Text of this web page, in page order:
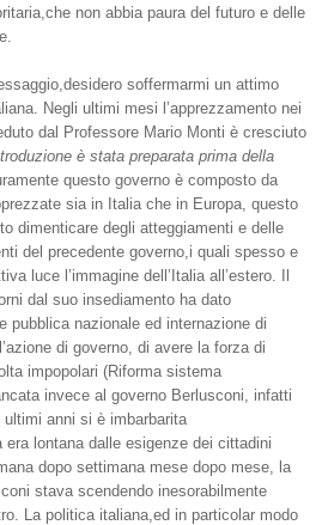
non abbia paura del futuro e delle
soffermarmi un attimo
Negli ultimi mesi l’apprezzamento nei
dal Professore Mario Monti è cresciuto
è stata preparata prima della
questo governo è composto da
sia in Italia che in Europa, questo
dimenticare degli atteggiamenti e delle
del precedente governo,i quali spesso e
luce l’immagine dell’Italia all’estero. Il
dal suo insediamento ha dato
pubblica nazionale ed internazione di
di governo, di avere la forza di
impopolari (Riforma sistema
invece al governo Berlusconi, infatti
ultimi anni si è imbarbarita
era lontana dalle esigenze dei cittadini
dopo settimana mese dopo mese, la
stava scendendo inesorabilmente
La politica italiana,ed in particolar modo